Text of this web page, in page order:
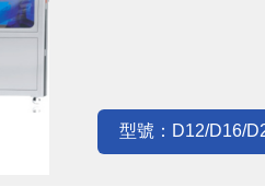
型號：D12/D16/